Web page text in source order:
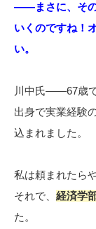
――まさに、その
いくのですね！
い。
川中氏――67歳
出身で実業経験
込まれました。
私は頼まれたら
それで、 経済学
た。